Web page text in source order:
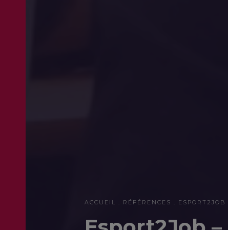
ACCUEIL RÉFÉRENCES